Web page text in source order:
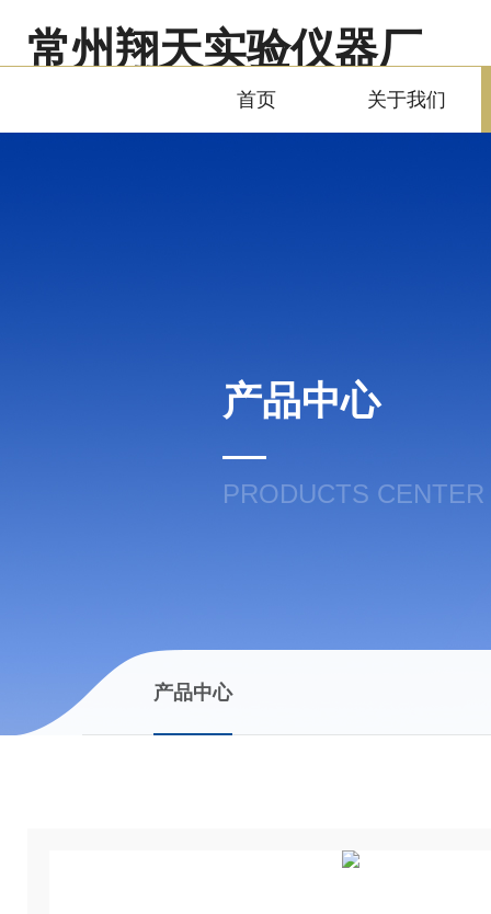
常州翔天实验仪器厂
Changzhou Xiangtian Experimental Instrument Factory
首页 关于我们
产品中心
PRODUCTS CENTER
产品中心